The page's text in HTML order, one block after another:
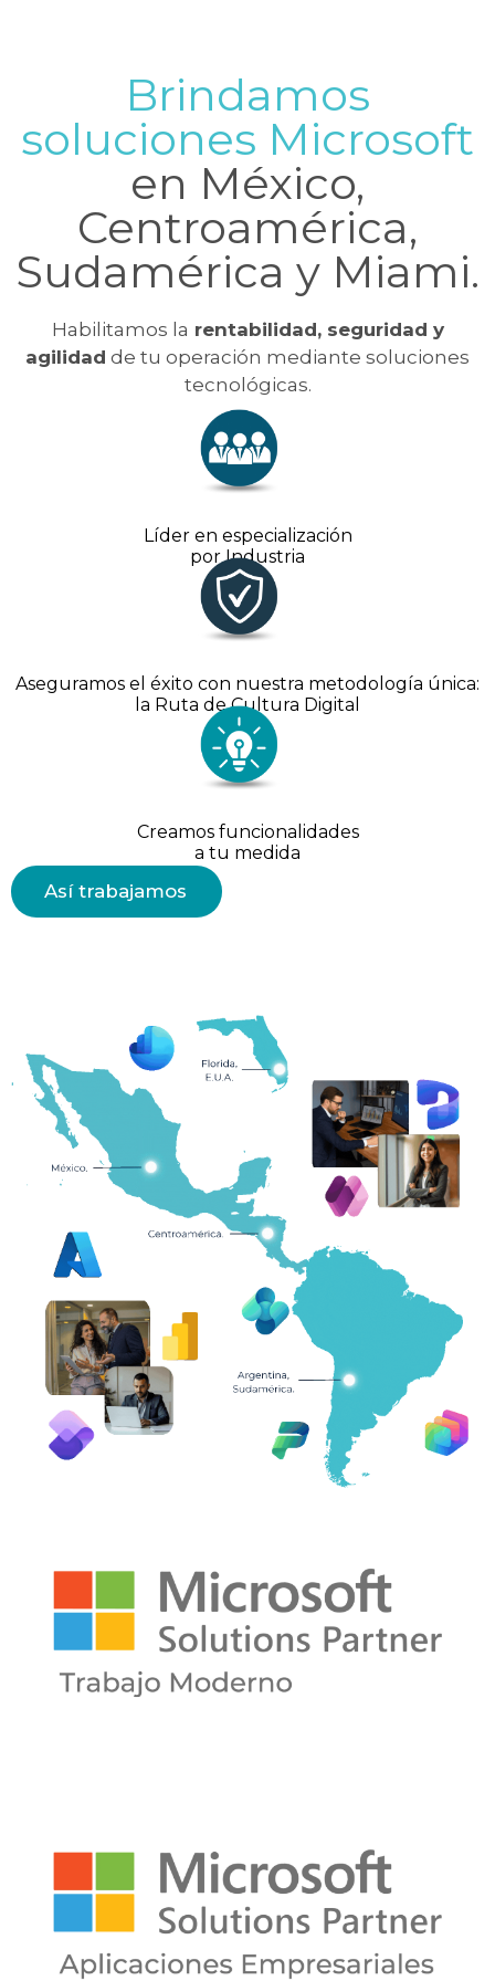
Brindamos
soluciones Microsoft
en México,
Centroamérica,
Sudamérica y Miami.
Habilitamos la rentabilidad, seguridad y
agilidad de tu operación mediante soluciones
tecnológicas.
Líder en especialización
por Industria
Aseguramos el éxito con nuestra metodología única:
la Ruta de Cultura Digital
Creamos funcionalidades
a tu medida
Así trabajamos
Contáctanos
Apellido
Correo empresarial
Nombre de Empresa